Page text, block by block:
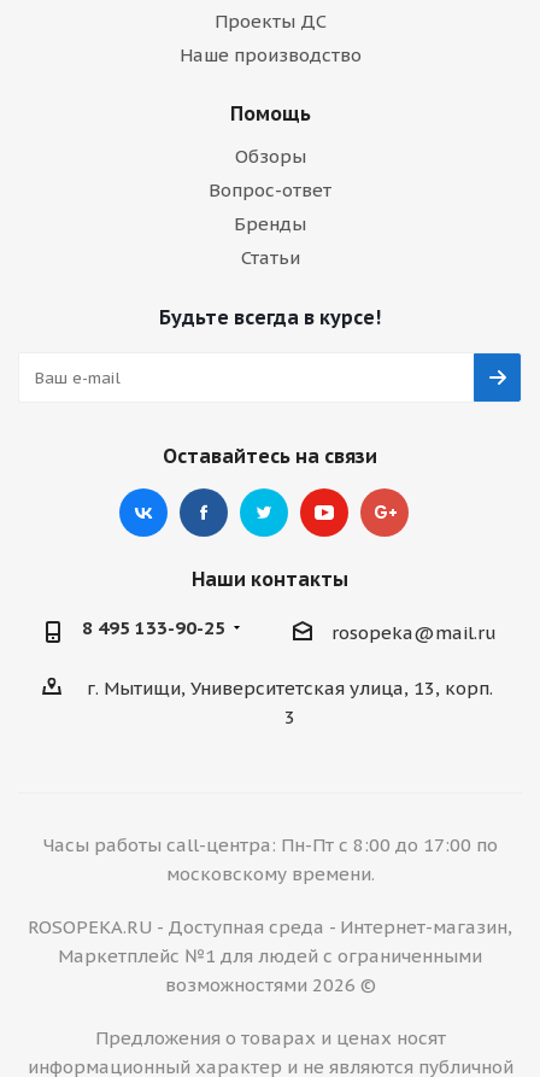
Проекты ДС
Наше производство
Помощь
Обзоры
Вопрос-ответ
Бренды
Статьи
Будьте всегда в курсе!
Оставайтесь на связи
Наши контакты
8 495 133-90-25 rosopeka@mail.ru
г. Мытищи, Университетская улица, 13, корп.
3
Часы работы call-центра: Пн-Пт с 8:00 до 17:00 по
московскому времени.
ROSOPEKA.RU - Доступная среда - Интернет-магазин,
Маркетплейс №1 для людей с ограниченными
возможностями 2026 ©
Предложения о товарах и ценах носят
информационный характер и не являются публичной